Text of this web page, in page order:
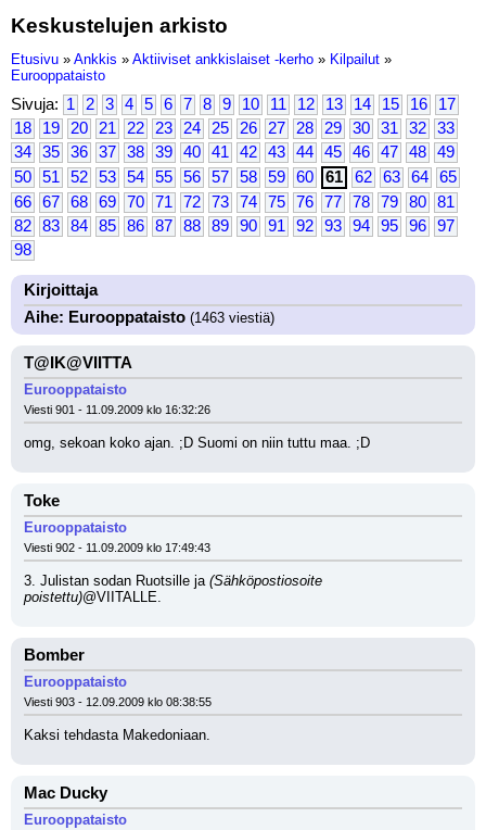
Keskustelujen arkisto
Etusivu » Ankkis » Aktiiviset ankkislaiset -kerho » Kilpailut »
Eurooppataisto
Sivuja: 1 2 3 4 5 6 7 8 9 10 11 12 13 14 15 16
17
18
19 20 21 22 23 24 25 26 27 28 29 30 31 32
33
34
35 36 37 38 39 40 41 42 43 44 45 46 47 48
49
50
51 52 53 54 55 56 57 58 59 60 61 62 63 64
65
66
67 68 69 70 71 72 73 74 75 76 77 78 79 80
81
82
83 84 85 86 87 88 89 90 91 92 93 94 95 96
97
98
Kirjoittaja
Aihe: Eurooppataisto (1463 viestiä)
T@IK@VIITTA
Eurooppataisto
Viesti 901 - 11.09.2009 klo 16:32:26
omg, sekoan koko ajan. ;D Suomi on niin tuttu maa. ;D
Toke
Eurooppataisto
Viesti 902 - 11.09.2009 klo 17:49:43
3. Julistan sodan Ruotsille ja (Sähköpostiosoite
poistettu)@VIITALLE.
Bomber
Eurooppataisto
Viesti 903 - 12.09.2009 klo 08:38:55
Kaksi tehdasta Makedoniaan.
Mac Ducky
Eurooppataisto